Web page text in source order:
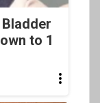
to 1